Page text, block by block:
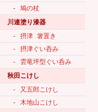
- 鳩の杖
川連塗り漆器
- 摂津 箸置き
- 摂津ぐい呑み
- 雲竜坪型ぐい呑み
秋田こけし
- 又五郎こけし
- 木地山こけし